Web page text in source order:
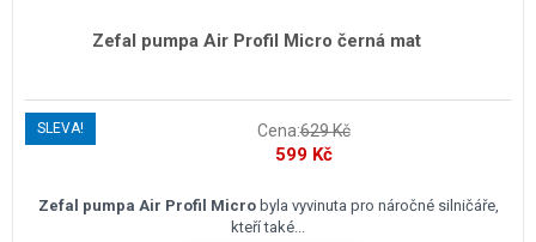
Zefal pumpa Air Profil Micro černá mat
SLEVA! Cena:629Kč
Původní
byla:
629 Kč.
599 KčAktuální
je:
Zefal pumpa Air Profil Microbyla vyvinuta pro náročné silničáře,
kteří také...